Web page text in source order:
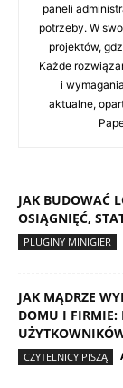
paneli
potrzeby. W
projektów,
Każde
i
aktualne,
JAK BUDOWAĆ
OSIĄGNIĘĆ,
PLUGINY MINIGIER
JAK MĄDRZE
DOMU I FIRMIE:
CZYTELNICY PISZĄ